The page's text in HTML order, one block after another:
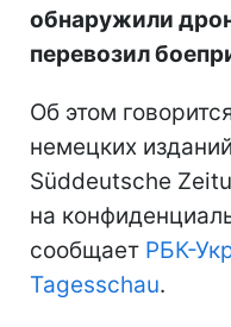
обнаружили
перевозил
Об этом
немецких
Süddeutsche
на
сообщает РБК-
Tagesschau.